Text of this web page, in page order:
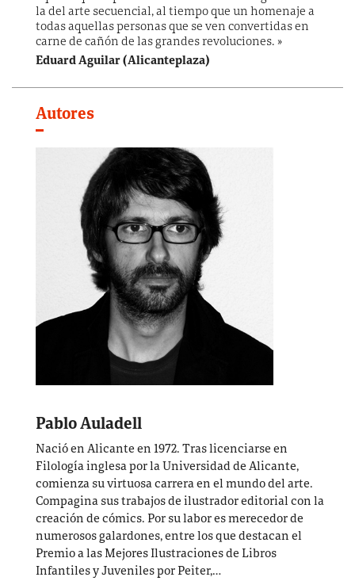
la del arte secuencial, al tiempo que un homenaje a
todas aquellas personas que se ven convertidas en
carne de cañón de las grandes revoluciones. »
Eduard Aguilar (Alicanteplaza)
Autores
Pablo Auladell
Nació en Alicante en 1972. Tras licenciarse en
Filología inglesa por la Universidad de Alicante,
comienza su virtuosa carrera en el mundo del arte.
Compagina sus trabajos de ilustrador editorial con la
creación de cómics. Por su labor es merecedor de
numerosos galardones, entre los que destacan el
Premio a las Mejores Ilustraciones de Libros
Infantiles y Juveniles por Peiter,…